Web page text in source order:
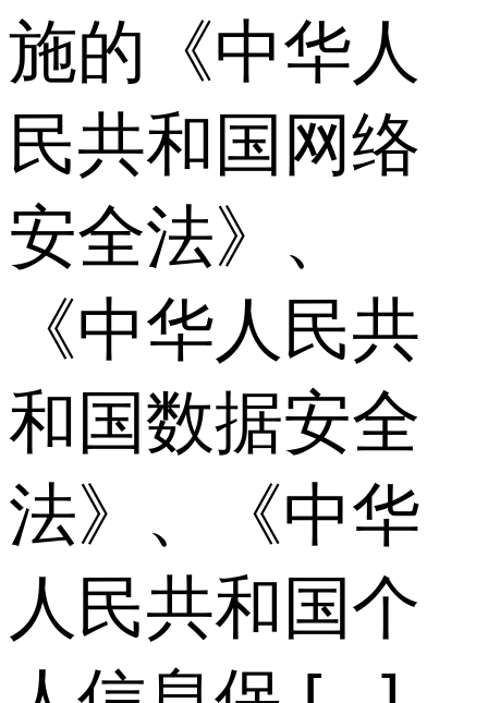
施的《中华人
民共和国网络
安全法》、
《中华人民共
和国数据安全
法》、《中华
人民共和国个